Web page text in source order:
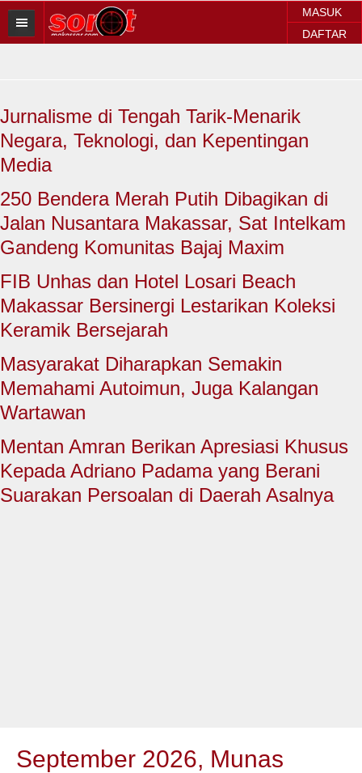
MASUK
DAFTAR
Sorot Makassar
Sorot Regional
Sorot Nasional
HUKUM & KRIMINAL
TNI & POLRI
Jurnalisme di Tengah Tarik-Menarik
Negara, Teknologi, dan Kepentingan
Media
250 Bendera Merah Putih Dibagikan di
Jalan Nusantara Makassar, Sat Intelkam
Gandeng Komunitas Bajaj Maxim
FIB Unhas dan Hotel Losari Beach
Makassar Bersinergi Lestarikan Koleksi
Keramik Bersejarah
Masyarakat Diharapkan Semakin
Memahami Autoimun, Juga Kalangan
Wartawan
Mentan Amran Berikan Apresiasi Khusus
Kepada Adriano Padama yang Berani
Suarakan Persoalan di Daerah Asalnya
September 2026, Munas